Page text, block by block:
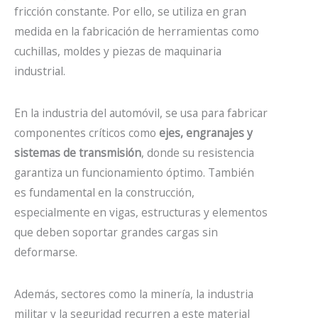
fricción constante. Por ello, se utiliza en gran
medida en la fabricación de herramientas como
cuchillas, moldes y piezas de maquinaria
industrial.
En la industria del automóvil, se usa para fabricar
componentes críticos como ejes, engranajes y
sistemas de transmisión, donde su resistencia
garantiza un funcionamiento óptimo. También
es fundamental en la construcción,
especialmente en vigas, estructuras y elementos
que deben soportar grandes cargas sin
deformarse.
Además, sectores como la minería, la industria
militar y la seguridad recurren a este material